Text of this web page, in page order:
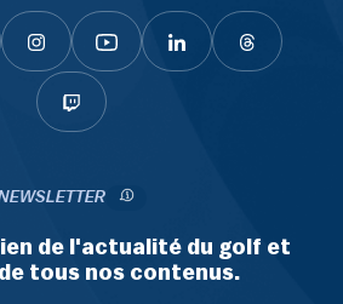
de l'actualité du golf et
tous nos contenus.